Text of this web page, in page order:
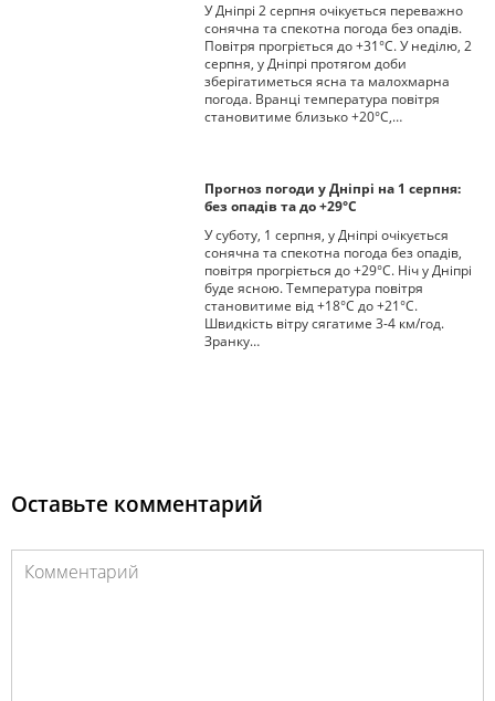
У Дніпрі 2 серпня очікується переважно
сонячна та спекотна погода без опадів.
Повітря прогріється до +31°С. У неділю, 2
серпня, у Дніпрі протягом доби
зберігатиметься ясна та малохмарна
погода. Вранці температура повітря
становитиме близько +20°С,…
Прогноз погоди у Дніпрі на 1 серпня:
без опадів та до +29°С
У суботу, 1 серпня, у Дніпрі очікується
сонячна та спекотна погода без опадів,
повітря прогріється до +29°С. Ніч у Дніпрі
буде ясною. Температура повітря
становитиме від +18°С до +21°С.
Швидкість вітру сягатиме 3-4 км/год.
Зранку…
Оставьте комментарий